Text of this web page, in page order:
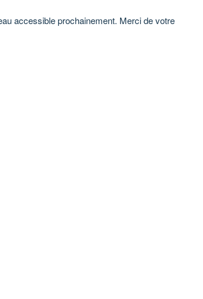
accessible prochainement. Merci de votre